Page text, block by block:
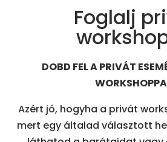
Foglalj
DOBD FEL A PRIVÁT
Azért jó, hogyha a privát
mert egy általad választott